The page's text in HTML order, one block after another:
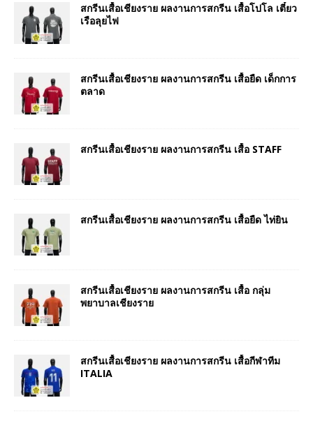
สกรีนเสื้อเชียงราย ผลงานการสกรีน เสื้อโปโล เตี๋ยว
เรือลุยไฟ
สกรีนเสื้อเชียงราย ผลงานการสกรีน เสื้อยืด เด็กการ
ตลาด
สกรีนเสื้อเชียงราย ผลงานการสกรีน เสื้อ STAFF
สกรีนเสื้อเชียงราย ผลงานการสกรีน เสื้อยืด ไท่ยิน
สกรีนเสื้อเชียงราย ผลงานการสกรีน เสื้อ กลุ่ม
พยาบาลเชียงราย
สกรีนเสื้อเชียงราย ผลงานการสกรีน เสื้อกีฬาทีม
ITALIA